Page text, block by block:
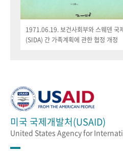
1971.06.19. 보건사회부와 스웨덴 국
(SIDA) 간 가족계획에 관한 협정 개정
미국 국제개발처(USAID)
United States Agency for